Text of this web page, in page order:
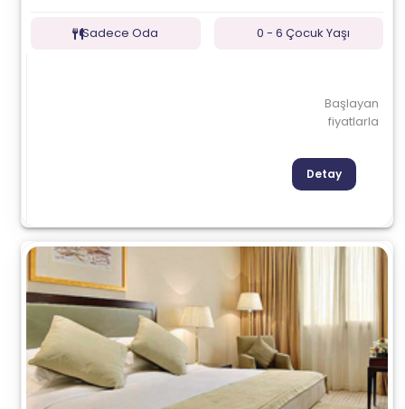
Sadece Oda 0 - 6 Çocuk Yaşı
Başlayan
fiyatlarla
Detay